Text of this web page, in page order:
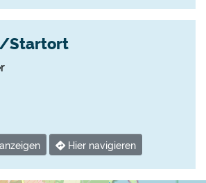
Startort
Hier navigieren